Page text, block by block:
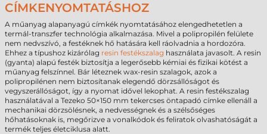
CÍMKENYOMTATÁSHOZ
A műanyag alapanyagú címkék nyomtatásához elengedhetetlen a
termál-transzfer technológia alkalmazása. Mivel a polipropilén felülete
nem nedvszívó, a festéknek hő hatására kell ráolvadnia a hordozóra.
Ehhez a típushoz kizárólag resin festékszalag használata javasolt. A resin
(gyanta) alapú festék biztosítja a legerősebb kémiai és fizikai kötést a
műanyag felszínnel. Bár léteznek wax-resin szalagok, azok a
polipropilénen nem biztosítanak elegendő dörzsállóságot és
vegyszerállóságot, így a nyomat idővel lekophat. A resin festékszalag
használatával a Tezeko 50×150 mm tekercses öntapadó címke ellenáll a
mechanikai dörzsölésnek, a nedvességnek és a szélsőséges
hőhatásoknak is, megőrizve a vonalkódok és feliratok olvashatóságát a
termék teljes életciklusa alatt.